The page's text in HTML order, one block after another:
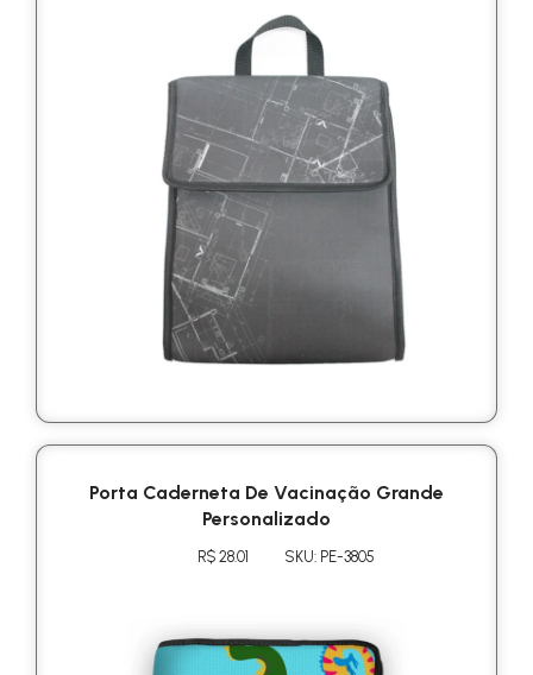
Porta Caderneta De Vacinação Grande
Personalizado
R$ 28.01 SKU: PE-3805